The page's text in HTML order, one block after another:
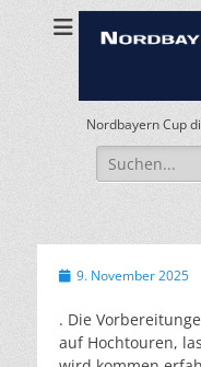
Nordbayern Cup
Suchen
nach:
Veröffentlicht
9. November 2025
. Die
auf Hochtouren,